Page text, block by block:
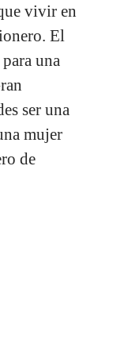
vivir en
El
una
ser una
mujer
de